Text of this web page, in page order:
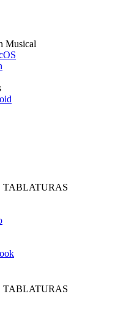
Musical
TABLATURAS
TABLATURAS